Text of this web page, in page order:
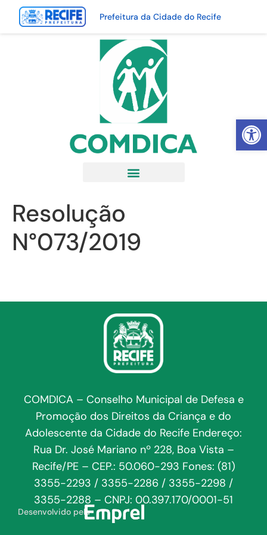
Abrir
Prefeitura da Cidade do Recife
Resolução
N°073/2019
COMDICA – Conselho Municipal de Defesa e
Promoção dos Direitos da Criança e do
Adolescente da Cidade do Recife Endereço:
Rua Dr. José Mariano nº 228, Boa Vista –
Recife/PE – CEP.: 50.060-293 Fones: (81)
3355-2293 / 3355-2286 / 3355-2298 /
3355-2288 – CNPJ: 00.397.170/0001-51
Desenvolvido pela